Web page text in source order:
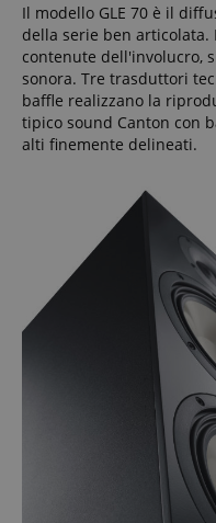
Il modello GLE 70 è il
della serie ben
contenute dell'involucro,
sonora. Tre trasduttori
baffle realizzano la
tipico sound Canton con
alti finemente delineati.